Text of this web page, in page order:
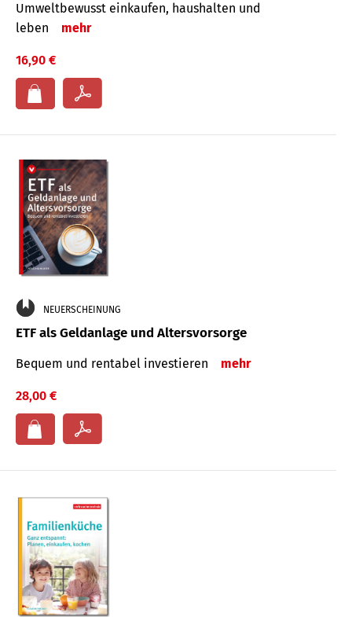
Umweltbewusst einkaufen, haushalten und
leben
mehr
16,90 €
NEUERSCHEINUNG
ETF als Geldanlage und Altersvorsorge
Bequem und rentabel investieren mehr
28,00 €